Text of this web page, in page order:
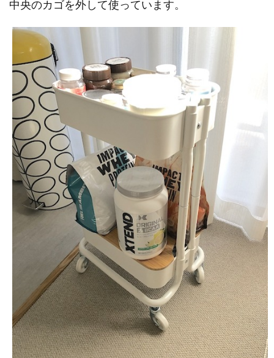
中央のカゴを外して使っています。